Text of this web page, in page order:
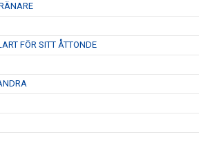
FÖR SITT ÅTTONDE